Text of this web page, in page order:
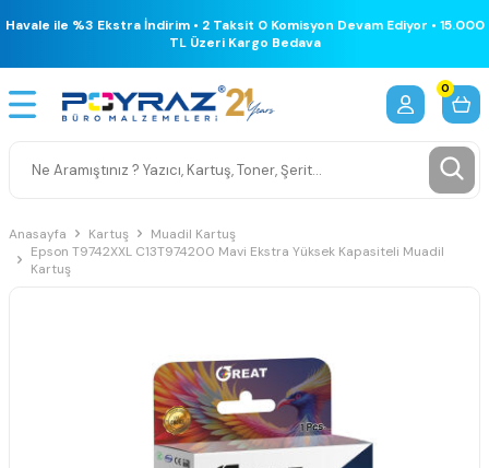
Havale ile %3 Ekstra İndirim • 2 Taksit 0 Komisyon Devam Ediyor • 15.000
TL Üzeri Kargo Bedava
0
Anasayfa Kartuş
Muadil Kartuş
Epson T9742XXL C13T974200 Mavi Ekstra Yüksek Kapasiteli Muadil
Kartuş